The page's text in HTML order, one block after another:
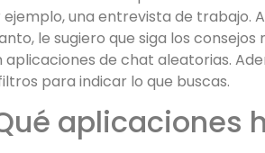
una entrevista de trabajo.
le sugiero que siga los
aplicaciones de chat aleatorias.
para indicar lo que buscas.
aplicaciones